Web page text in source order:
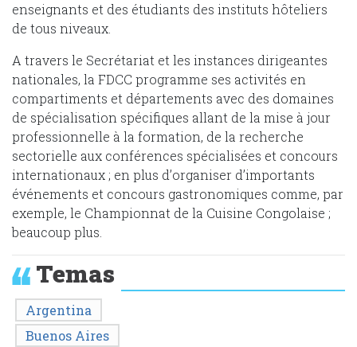
enseignants et des étudiants des instituts hôteliers
de tous niveaux.
A travers le Secrétariat et les instances dirigeantes
nationales, la FDCC programme ses activités en
compartiments et départements avec des domaines
de spécialisation spécifiques allant de la mise à jour
professionnelle à la formation, de la recherche
sectorielle aux conférences spécialisées et concours
internationaux ; en plus d’organiser d’importants
événements et concours gastronomiques comme, par
exemple, le Championnat de la Cuisine Congolaise ;
beaucoup plus.
Temas
Argentina
Buenos Aires